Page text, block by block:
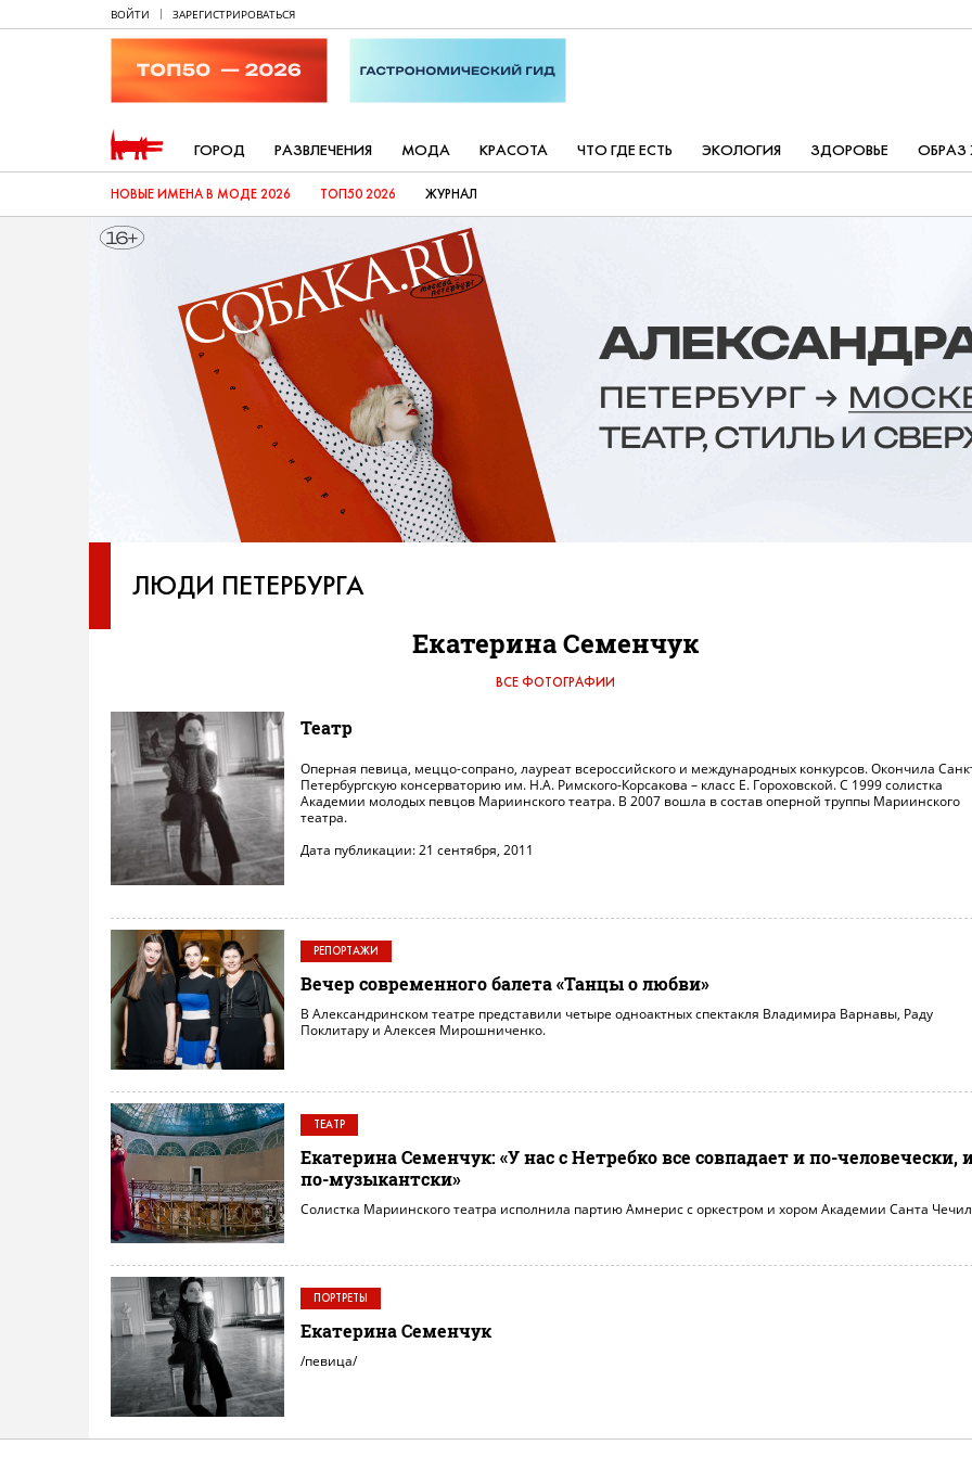
ВОЙТИ ЗАРЕГИСТРИРОВАТЬСЯ
ГОРОД РАЗВЛЕЧЕНИЯ МОДА КРАСОТА ЧТО ГДЕ ЕСТЬ ЭКОЛОГИЯ ЗДОРОВЬЕ
НОВЫЕ ИМЕНА В МОДЕ 2026 ТОП50 2026 ЖУРНАЛ
ЛЮДИ ПЕТЕРБУРГА
Екатерина Семенчук
ВСЕ ФОТОГРАФИИ
Театр
Оперная певица, меццо-сопрано, лауреат всероссийского и международных конкурсов. Окончила
Петербургскую консерваторию им. Н.А. Римского-Корсакова – класс Е. Гороховской. С 1999 солистка
Академии молодых певцов Мариинского театра. В 2007 вошла в состав оперной труппы Мариинского
театра.
Дата публикации: 21 сентября, 2011
РЕПОРТАЖИ
Вечер современного балета «Танцы о любви»
В Александринском театре представили четыре одноактных спектакля Владимира Варнавы, Раду
Поклитару и Алексея Мирошниченко.
ТЕАТР
Екатерина Семенчук: «У нас с Нетребко все совпадает и по-человечески,
по-музыкантски»
Cолистка Мариинского театра исполнила партию Амнерис с оркестром и хором Академии Санта
ПОРТРЕТЫ
Екатерина Семенчук
/певица/